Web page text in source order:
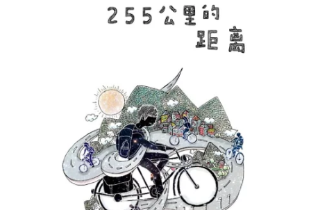
男裝 化妝保養
日本購物 電子/紙本書
HOT